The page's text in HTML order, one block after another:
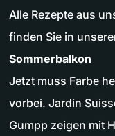
Alle Rezepte aus
finden Sie in
Sommerbalkon
Jetzt muss Farbe
vorbei. Jardin
Gumpp zeigen mit